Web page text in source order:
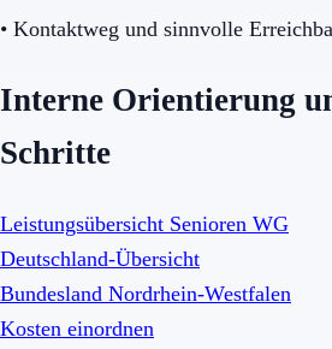
• Kontaktweg und sinnvolle
Interne Orientierung
Schritte
Leistungsübersicht Senioren WG
Deutschland-Übersicht
Bundesland Nordrhein-Westfalen
Kosten einordnen